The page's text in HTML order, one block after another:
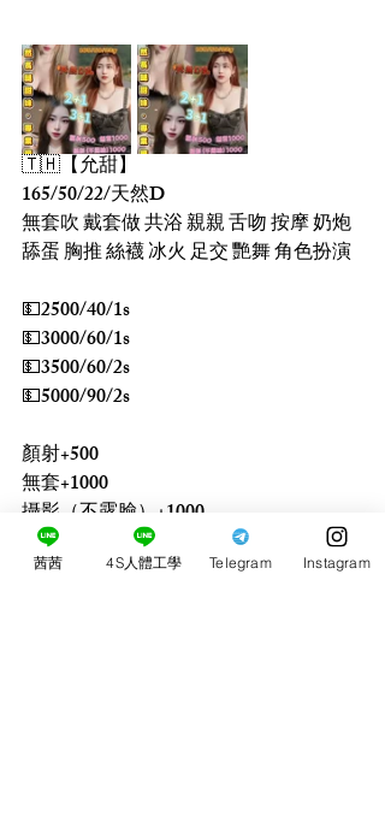
🇹🇭【允甜】
165/50/22/天然D
無套吹 戴套做 共浴 親親 舌吻 按摩 奶炮
舔蛋 胸推 絲襪 冰火 足交 艷舞 角色扮演
💵2500/40/1s
💵3000/60/1s
💵3500/60/2s
💵5000/90/2s
顏射+500
無套+1000
攝影（不露臉）+1000
2+1（150min/3s）
茜茜 4S人體工學 Telegram Instagram